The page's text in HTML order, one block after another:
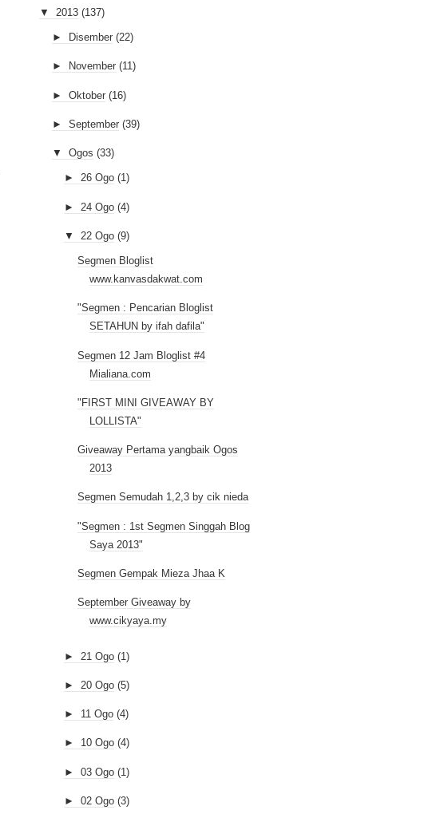
▼ 2013 (137)
► Disember (22)
► November (11)
► Oktober (16)
► September (39)
▼ Ogos (33)
►26 Ogo (1)
► 24 Ogo (4)
▼ 22 Ogo (9)
Segmen Bloglist
www.kanvasdakwat.com
"Segmen : Pencarian Bloglist
SETAHUN by ifah dafila"
Segmen 12 Jam Bloglist #4
Mialiana.com
"FIRST MINI GIVEAWAY BY
LOLLISTA"
Giveaway Pertama yangbaik Ogos
2013
Segmen Semudah 1,2,3 by cik nieda
"Segmen : 1st Segmen Singgah Blog
Saya 2013"
Segmen Gempak Mieza Jhaa K
September Giveaway by
www.cikyaya.my
► 21 Ogo (1)
► 20 Ogo (5)
► 11 Ogo (4)
► 10 Ogo (4)
►03 Ogo (1)
►02 Ogo (3)